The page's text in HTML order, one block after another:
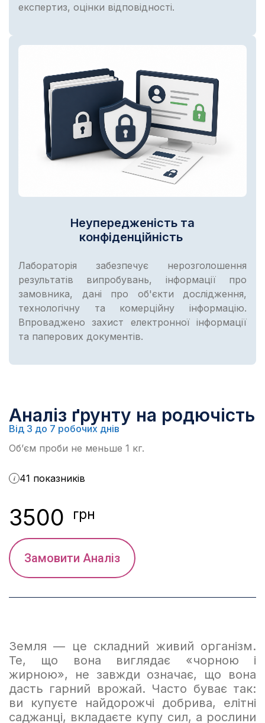
експертиз, оцінки відповідності.
Неупередженість та
конфіденційність
Лабораторія забезпечує нерозголошення
результатів випробувань, інформації про
замовника, дані про об'єкти дослідження,
технологічну та комерційну інформацію.
Впроваджено захист електронної інформації
та паперових документів.
Аналіз ґрунту на родючість
Від 3 до 7 робочих днів
Об’єм проби не меньше 1 кг.
41 показників
i
3500 грн
Замовити Аналіз
Земля — це складний живий організм.
Те, що вона виглядає «чорною і
жирною», не завжди означає, що вона
дасть гарний врожай. Часто буває так:
ви купуєте найдорожчі добрива, елітні
саджанці, вкладаєте купу сил, а рослини